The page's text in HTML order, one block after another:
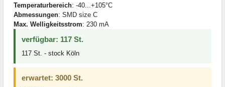
Temperaturbereich: -40...+105°C
Abmessungen: SMD size C
Max. Welligkeitsstrom: 230 mA
verfügbar: 117 St.
117 St. - stock Köln
erwartet: 3000 St.